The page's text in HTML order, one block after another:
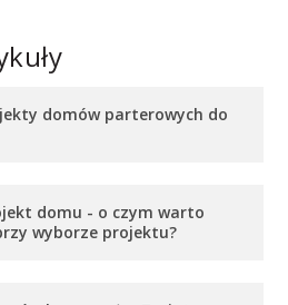
domów parterowych do
domu - o czym warto
wyborze projektu?